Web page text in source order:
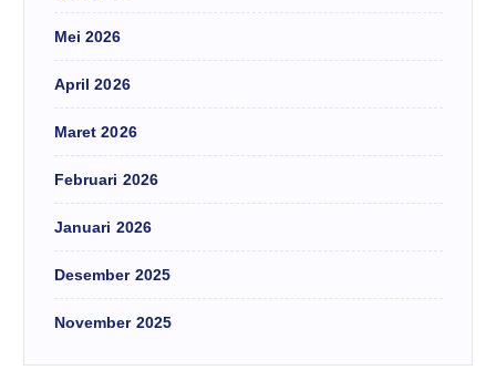
Mei 2026
April 2026
Maret 2026
Februari 2026
Januari 2026
Desember 2025
November 2025